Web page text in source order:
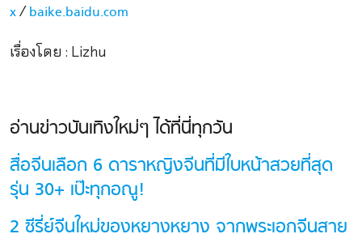
x/baike.baidu.com
เรื่องโดย : Lizhu
อ่านข่าวบันเทิงใหม่ๆ ได้ที่นี่ทุกวัน
สื่อจีนเลือก 6 ดาราหญิงจีนที่มีใบหน้าสวยที่สุด
รุ่น 30+ เป๊ะทุกอณู!
2 ซีรี่ย์จีนใหม่ของหยางหยาง จากพระเอกจีนสาย